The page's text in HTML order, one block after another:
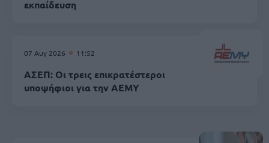
εκπαίδευση
07 Αυγ 2026 11:52
ΑΣΕΠ: Οι τρεις επικρατέστεροι
υποψήφιοι για την ΑΕΜΥ